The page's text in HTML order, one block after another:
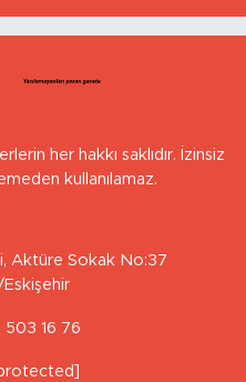
her hakkı saklıdır. İzinsiz
kullanılamaz.
Aktüre Sokak No:37
Eskişehir
503 16 76